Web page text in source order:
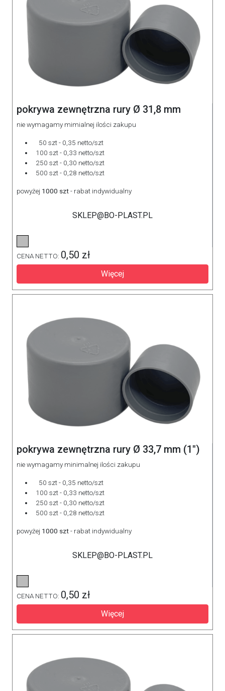
pokrywa zewnętrzna rury Ø 31,8 mm
nie wymagamy mimialnej ilości zakupu
50 szt - 0,35 netto/szt
100 szt - 0,33 netto/szt
250 szt - 0,30 netto/szt
500 szt - 0,28 netto/szt
powyżej 1000 szt- rabat indywidualny
SKLEP@BO-PLAST.PL
CENA NETTO: 0,50 zł
Więcej
pokrywa zewnętrzna rury Ø 33,7 mm (1")
nie wymagamy minimalnej ilości zakupu
50 szt - 0,35 netto/szt
100 szt - 0,33 netto/szt
250 szt - 0,30 netto/szt
500 szt - 0,28 netto/szt
powyżej 1000 szt- rabat indywidualny
SKLEP@BO-PLAST.PL
CENA NETTO: 0,50 zł
Więcej